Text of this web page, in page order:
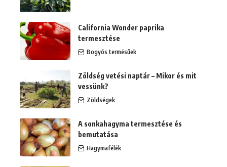
California Wonder paprika
termesztése
Bogyós termésűek
Zöldség vetési naptár – Mikor és mit
vessünk?
Zöldségek
A sonkahagyma termesztése és
bemutatása
Hagymafélék